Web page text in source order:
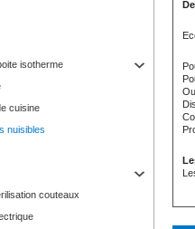
isotherme
cuisine
nuisibles
couteaux